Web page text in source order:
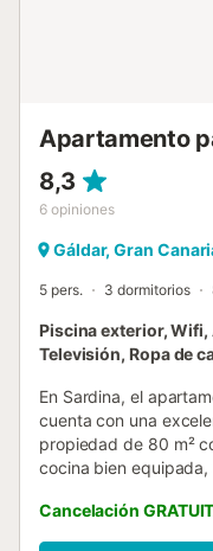
Apartamento
8,3
6 opiniones
Gáldar, Gran
5 pers. 3 dormitorios
Piscina exterior,
Televisión, Ropa de
En Sardina, el
cuenta con una
propiedad de 80 m²
cocina bien
incluyen Wi-Fi de alta
videollamadas),
Cancelación